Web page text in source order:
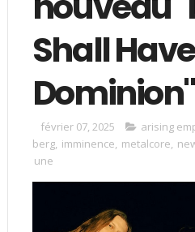
Shall
février 07, 2025 arising
berg, imminence, metalcore,
une